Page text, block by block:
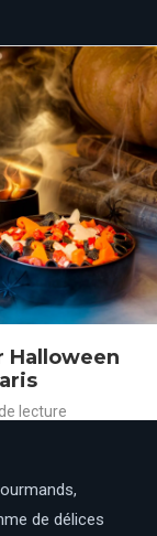
Halloween
lecture
de délices